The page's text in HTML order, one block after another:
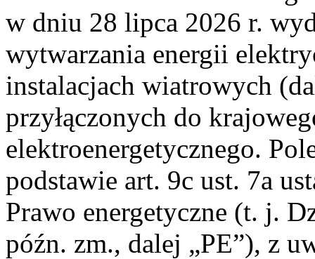
w dniu 28 lipca 2026 r.
wytwarzania energii
instalacjach wiatrowych
przyłączonych do
elektroenergetycznego.
podstawie art. 9c ust. 7a
Prawo energetyczne (t. j.
późn. zm., dalej „PE”), z